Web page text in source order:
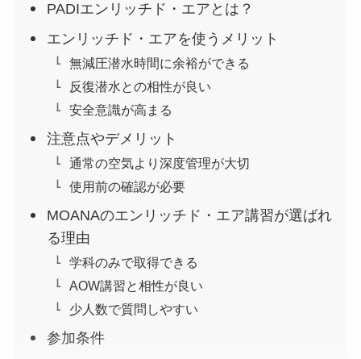
PADIエンリッチド・エアとは？
エンリッチド・エアを使うメリット
無減圧潜水時間に余裕ができる
反復潜水との相性が良い
安全意識が高まる
注意点やデメリット
通常の空気より深度管理が大切
使用前の確認が必要
MOANAのエンリッチド・エア講習が選ばれ
る理由
学科のみで取得できる
AOW講習と相性が良い
少人数で質問しやすい
参加条件